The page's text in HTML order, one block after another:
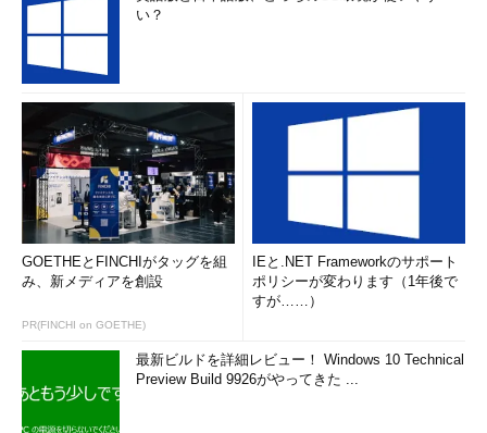
い？
GOETHEとFINCHIがタッグを組
み、新メディアを創設
PR(FINCHI on GOETHE)
IEと.NET Frameworkのサポート
ポリシーが変わります（1年後で
すが……）
最新ビルドを詳細レビュー！ Windows 10 Technical
Preview Build 9926がやってきた ...